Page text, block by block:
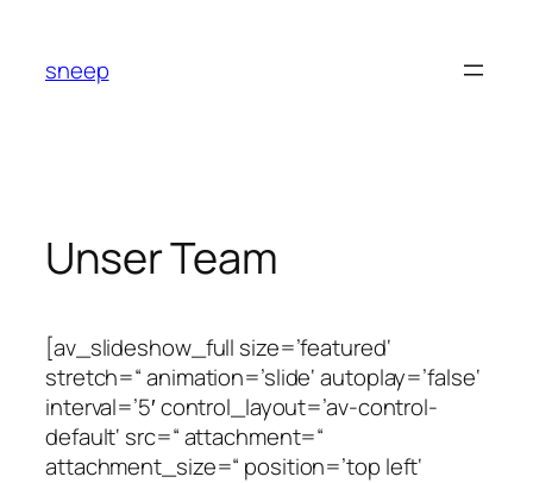
springen
sneep
Unser Team
[av_slideshow_full size=’featured‘
stretch=“ animation=’slide‘ autoplay=’false‘
interval=’5′ control_layout=’av-control-
default‘ src=“ attachment=“
attachment_size=“ position=’top left‘